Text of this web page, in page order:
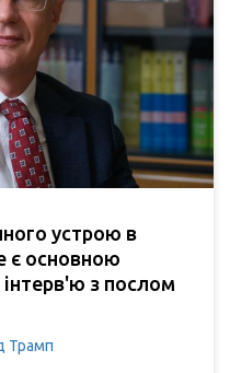
устрою в
є основною
з послом
Трамп